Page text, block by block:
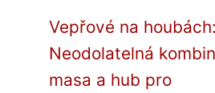
Vepřové na houbách:
Neodolatelná
masa a hub pro